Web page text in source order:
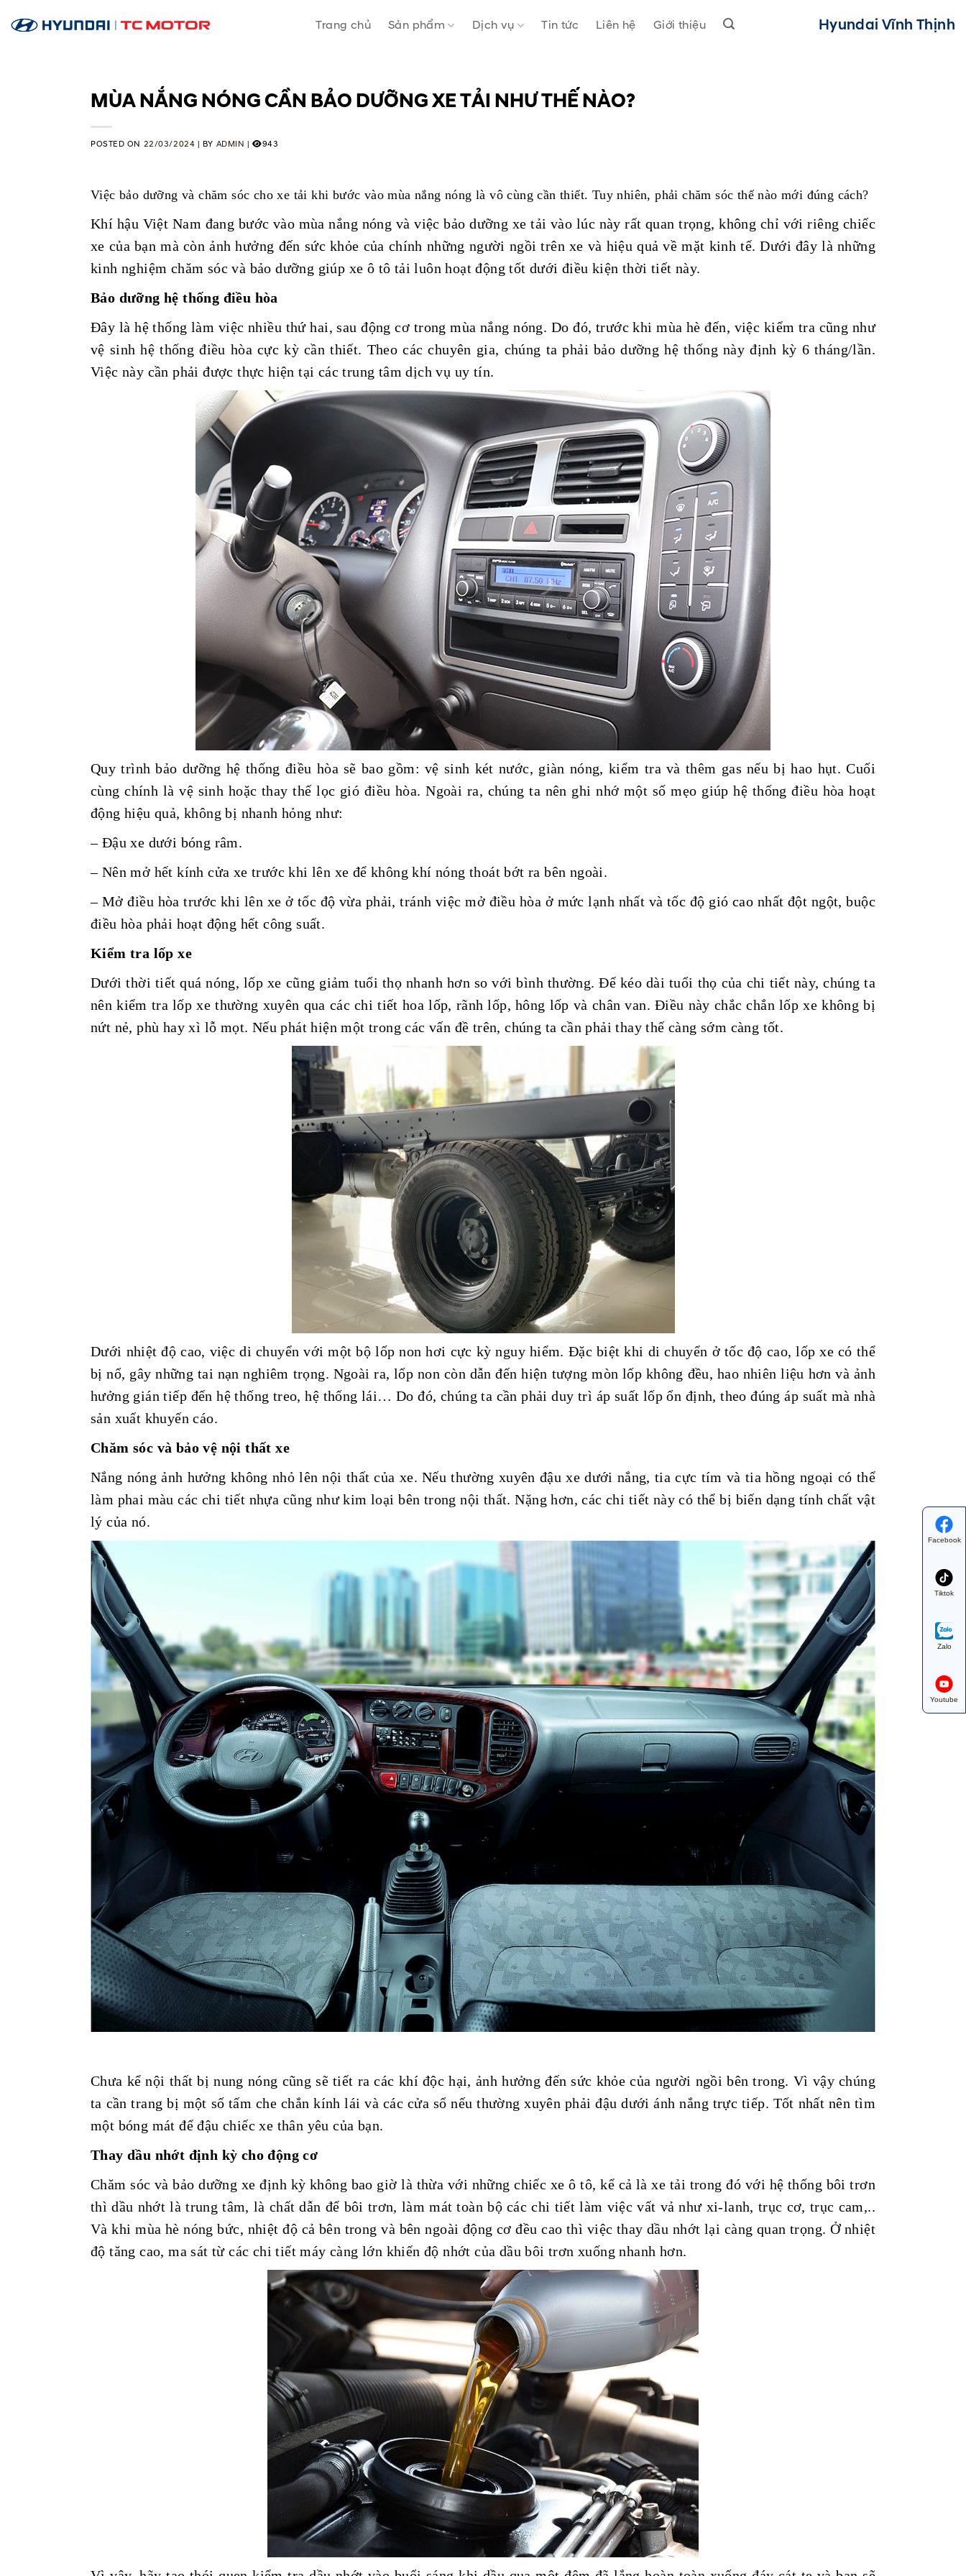
Trang chủ Sản phẩm Dịch vụ Tin tức Liên hệ Giới thiệu Hyundai Vĩnh Thịnh
MÙA NẮNG NÓNG CẦN BẢO DƯỠNG XE TẢI NHƯ THẾ NÀO?
POSTED ON 22/03/2024 BY ADMIN | 943
Việc bảo dưỡng và chăm sóc cho xe tải khi bước vào mùa nắng nóng là vô cùng cần thiết. Tuy nhiên, phải chăm sóc thế nào mới đúng cách?
Khí hậu Việt Nam đang bước vào mùa nắng nóng và việc bảo dưỡng xe tải vào lúc này rất quan trọng, không chỉ với riêng chiếc
xe của bạn mà còn ảnh hưởng đến sức khỏe của chính những người ngồi trên xe và hiệu quả về mặt kinh tế. Dưới đây là những
kinh nghiệm chăm sóc và bảo dưỡng giúp xe ô tô tải luôn hoạt động tốt dưới điều kiện thời tiết này.
Bảo dưỡng hệ thống điều hòa
Đây là hệ thống làm việc nhiều thứ hai, sau động cơ trong mùa nắng nóng. Do đó, trước khi mùa hè đến, việc kiểm tra cũng như
vệ sinh hệ thống điều hòa cực kỳ cần thiết. Theo các chuyên gia, chúng ta phải bảo dưỡng hệ thống này định kỳ 6 tháng/lần.
Việc này cần phải được thực hiện tại các trung tâm dịch vụ uy tín.
Quy trình bảo dưỡng hệ thống điều hòa sẽ bao gồm: vệ sinh két nước, giàn nóng, kiểm tra và thêm gas nếu bị hao hụt. Cuối
cùng chính là vệ sinh hoặc thay thế lọc gió điều hòa. Ngoài ra, chúng ta nên ghi nhớ một số mẹo giúp hệ thống điều hòa hoạt
động hiệu quả, không bị nhanh hỏng như:
– Đậu xe dưới bóng râm.
– Nên mở hết kính cửa xe trước khi lên xe để không khí nóng thoát bớt ra bên ngoài.
– Mở điều hòa trước khi lên xe ở tốc độ vừa phải, tránh việc mở điều hòa ở mức lạnh nhất và tốc độ gió cao nhất đột ngột, buộc
điều hòa phải hoạt động hết công suất.
Kiểm tra lốp xe
Dưới thời tiết quá nóng, lốp xe cũng giảm tuổi thọ nhanh hơn so với bình thường. Để kéo dài tuổi thọ của chi tiết này, chúng ta
nên kiểm tra lốp xe thường xuyên qua các chi tiết hoa lốp, rãnh lốp, hông lốp và chân van. Điều này chắc chắn lốp xe không bị
nứt nẻ, phù hay xì lỗ mọt. Nếu phát hiện một trong các vấn đề trên, chúng ta cần phải thay thế càng sớm càng tốt.
Dưới nhiệt độ cao, việc di chuyển với một bộ lốp non hơi cực kỳ nguy hiểm. Đặc biệt khi di chuyển ở tốc độ cao, lốp xe có thể
bị nổ, gây những tai nạn nghiêm trọng. Ngoài ra, lốp non còn dẫn đến hiện tượng mòn lốp không đều, hao nhiên liệu hơn và ảnh
hưởng gián tiếp đến hệ thống treo, hệ thống lái… Do đó, chúng ta cần phải duy trì áp suất lốp ổn định, theo đúng áp suất mà nhà
sản xuất khuyến cáo.
Chăm sóc và bảo vệ nội thất xe
Nắng nóng ảnh hưởng không nhỏ lên nội thất của xe. Nếu thường xuyên đậu xe dưới nắng, tia cực tím và tia hồng ngoại có thể
làm phai màu các chi tiết nhựa cũng như kim loại bên trong nội thất. Nặng hơn, các chi tiết này có thể bị biến dạng tính chất vật
lý của nó.
Chưa kể nội thất bị nung nóng cũng sẽ tiết ra các khí độc hại, ảnh hưởng đến sức khỏe của người ngồi bên trong. Vì vậy chúng
ta cần trang bị một số tấm che chắn kính lái và các cửa sổ nếu thường xuyên phải đậu dưới ánh nắng trực tiếp. Tốt nhất nên tìm
một bóng mát để đậu chiếc xe thân yêu của bạn.
Thay dầu nhớt định kỳ cho động cơ
Chăm sóc và bảo dưỡng xe định kỳ không bao giờ là thừa với những chiếc xe ô tô, kể cả là xe tải trong đó với hệ thống bôi trơn
thì dầu nhớt là trung tâm, là chất dẫn để bôi trơn, làm mát toàn bộ các chi tiết làm việc vất vả như xi-lanh, trục cơ, trục cam,..
Và khi mùa hè nóng bức, nhiệt độ cả bên trong và bên ngoài động cơ đều cao thì việc thay dầu nhớt lại càng quan trọng. Ở nhiệt
độ tăng cao, ma sát từ các chi tiết máy càng lớn khiến độ nhớt của dầu bôi trơn xuống nhanh hơn.
Facebook
Tiktok
Zalo
Youtube